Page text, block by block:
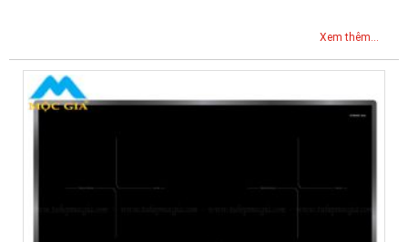
Xem thêm...